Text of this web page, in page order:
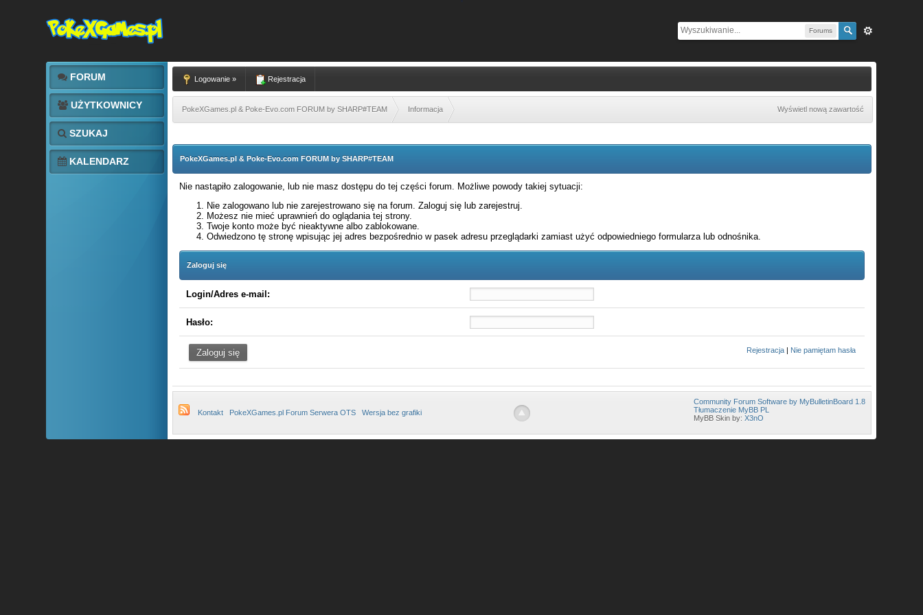
Forums
FORUM
UŻYTKOWNICY
SZUKAJ
KALENDARZ
Logowanie » Rejestracja
PokeXGames.pl & Poke-Evo.com FORUM by SHARP#TEAM Informacja Wyświetl nową zawartość
PokeXGames.pl & Poke-Evo.com FORUM by SHARP#TEAM
Nie nastąpiło zalogowanie, lub nie masz dostępu do tej części forum. Możliwe powody takiej sytuacji:
Nie zalogowano lub nie zarejestrowano się na forum. Zaloguj się lub zarejestruj.
Możesz nie mieć uprawnień do oglądania tej strony.
Twoje konto może być nieaktywne albo zablokowane.
Odwiedzono tę stronę wpisując jej adres bezpośrednio w pasek adresu przeglądarki zamiast użyć odpowiedniego formularza lub odnośnika.
Zaloguj się
Login/Adres e-mail:
Hasło:
Rejestracja | Nie pamiętam hasła
Kontakt PokeXGames.pl Forum Serwera OTS Wersja bez grafiki
Community Forum Software by MyBulletinBoard 1.8
Tłumaczenie MyBB PL
MyBB Skin by:X3nO